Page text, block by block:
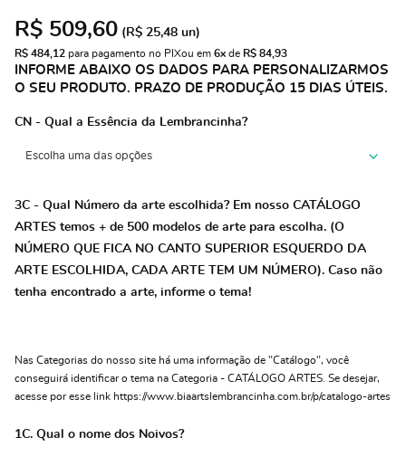
R$ 509,60 (R$ 25,48 un)
R$ 484,12 para pagamento no PIXou em 6x de R$ 84,93
INFORME ABAIXO OS DADOS PARA PERSONALIZARMOS
O SEU PRODUTO. PRAZO DE PRODUÇÃO 15 DIAS ÚTEIS.
CN - Qual a Essência da Lembrancinha?
3C - Qual Número da arte escolhida? Em nosso CATÁLOGO
ARTES temos + de 500 modelos de arte para escolha. (O
NÚMERO QUE FICA NO CANTO SUPERIOR ESQUERDO DA
ARTE ESCOLHIDA, CADA ARTE TEM UM NÚMERO). Caso não
tenha encontrado a arte, informe o tema!
Nas Categorias do nosso site há uma informação de "Catálogo", você
conseguirá identificar o tema na Categoria - CATÁLOGO ARTES. Se desejar,
acesse por esse link https://www.biaartslembrancinha.com.br/p/catalogo-artes
1C. Qual o nome dos Noivos?